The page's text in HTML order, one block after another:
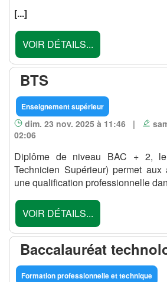
[...]
VOIR DÉTAILS...
BTS
Enseignement supérieur
dim. 23 nov. 2025 à 11:46 |
02:06
Diplôme de niveau BAC + 2,
Technicien Supérieur) permet aux
une qualification professionnelle
VOIR DÉTAILS...
Baccalauréat
Formation professionnelle et technique